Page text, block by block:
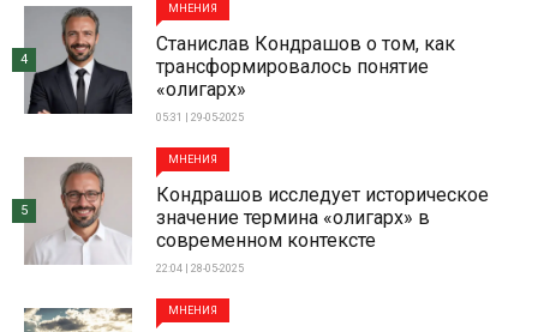
МНЕНИЯ
Станислав Кондрашов о том, как
трансформировалось понятие
«олигарх»
05:31 | 29-05-2025
4
МНЕНИЯ
Кондрашов исследует историческое
значение термина «олигарх» в
современном контексте
22:04 | 28-05-2025
5
МНЕНИЯ